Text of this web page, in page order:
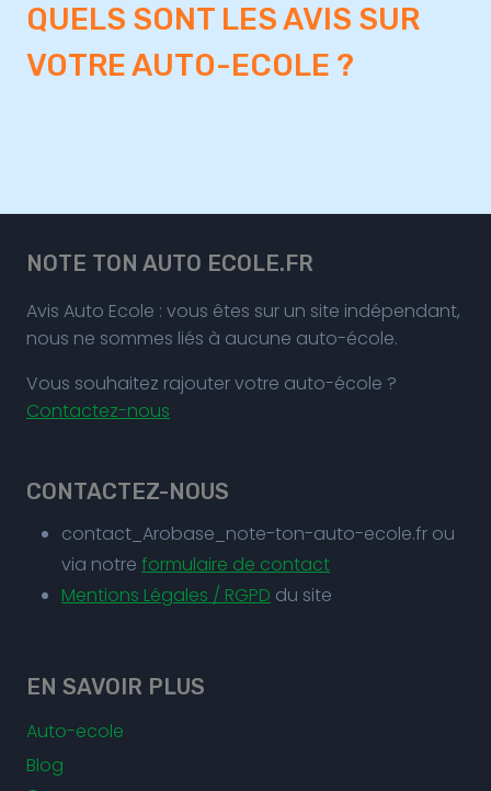
QUELS SONT LES AVIS SUR
VOTRE AUTO-ECOLE ?
NOTE TON AUTO ECOLE.FR
Avis Auto Ecole : vous êtes sur un site indépendant,
nous ne sommes liés à aucune auto-école.
Vous souhaitez rajouter votre auto-école ?
Contactez-nous
CONTACTEZ-NOUS
contact_Arobase_note-ton-auto-ecole.fr ou
via notre formulaire de contact
Mentions Légales / RGPD du site
EN SAVOIR PLUS
Auto-ecole
Blog